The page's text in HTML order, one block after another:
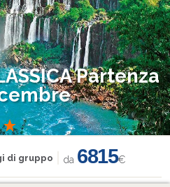
Partenza
di gruppo da 6815€